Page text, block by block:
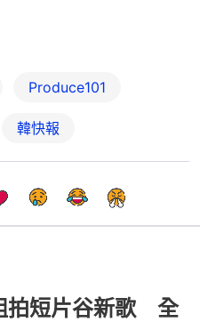
Produce101
韓快報
拍短片谷新歌 全